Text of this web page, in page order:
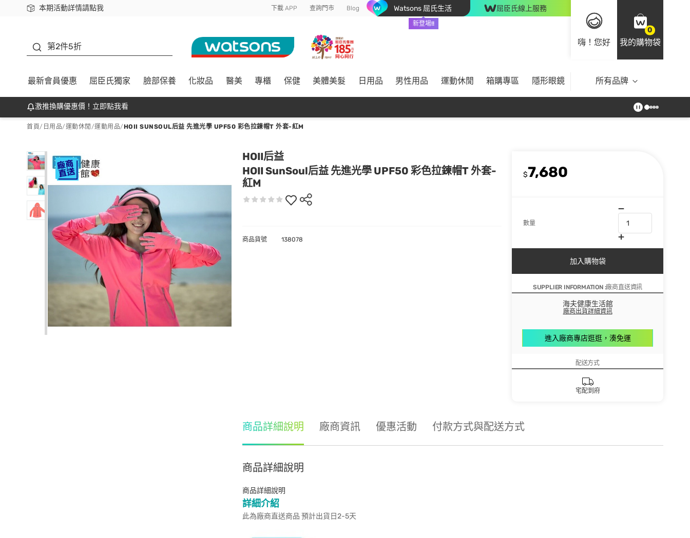
本期活動詳情請點我
下載app最高回饋$350 下載 APP 查詢門市 Blog Watsons 屈氏生活
新登場!!
屈臣氏線上服務
嗨！您好
0
我的購物袋
第2件5折
最新會員優惠 屈臣氏獨家 臉部保養 化妝品 醫美 專櫃 保健 美體美髮 日用品 男性用品 運動休閒 箱購專區 隱形眼鏡 所有品牌
激推換購優惠價！立即點我看
首頁/ 日用品/運動休閒 /運動用品/HOII SUNSOUL后益 先進光學 UPF50 彩色拉鍊帽T 外套-紅M
HOII后益
HOII SunSoul后益 先進光學 UPF50 彩色拉鍊帽T 外套-
紅M
$7,680
數量
加入購物袋
SUPPLIER INFORMATION :廠商直送資訊
海夫健康生活館
廠商出貨詳細資訊
進入廠商專店逛逛，湊免運
配送方式
宅配到府
商品貨號 138078
商品詳細說明 廠商資訊 優惠活動 付款方式與配送方式
商品詳細說明
商品詳細說明
詳細介紹
此為廠商直送商品 預計出貨日2-5天